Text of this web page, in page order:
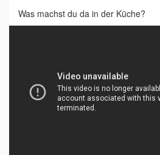
Was machst du da in der Küche?